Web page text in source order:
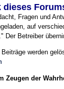
dieses
Fragen und
auf
Der Betreiber
werden
Zeugen der